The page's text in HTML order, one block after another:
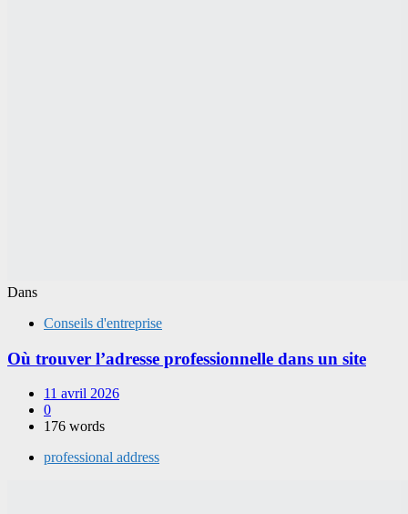
Dans
Conseils d'entreprise
Où trouver l’adresse professionnelle dans un site
11 avril 2026
0
176 words
professional address